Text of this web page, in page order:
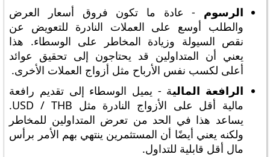
الرسوم - عادة ما تكون فروق أسعار العرض
والطلب أوسع على العملات النادرة للتعويض عن
نقص السيولة وزيادة المخاطر على الوسطاء. هذا
يعني أن المتداولين قد يحتاجون إلى تحقيق عوائد
أعلى لكسب نفس الأرباح مثل أزواج العملات الأخرى.
الرافعة المالية - يميل الوسطاء إلى تقديم رافعة
مالية أقل على الأزواج النادرة مثل USD / THB.
يساعد هذا في الحد من تعرض المتداولين للمخاطر
ولكنه يعني أيضًا أن المستثمرين ينتهي بهم الأمر برأس
مال أقل قابلية للتداول.